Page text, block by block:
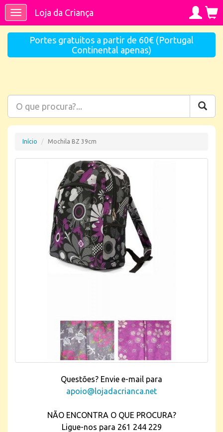
ToggleLoja da Criança
Portes gratuitos a partir de 60€ (Portugal
Continental apenas)
Início Mochila BZ 39cm
Questões? Envie e-mail para
apoio@lojadacrianca.net
NÃO ENCONTRA O QUE PROCURA?
Ligue-nos para 261 244 229